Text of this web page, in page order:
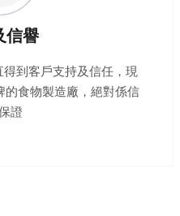
信譽
到客戶支持及信任，現
的食物製造廠，絕對係信
證